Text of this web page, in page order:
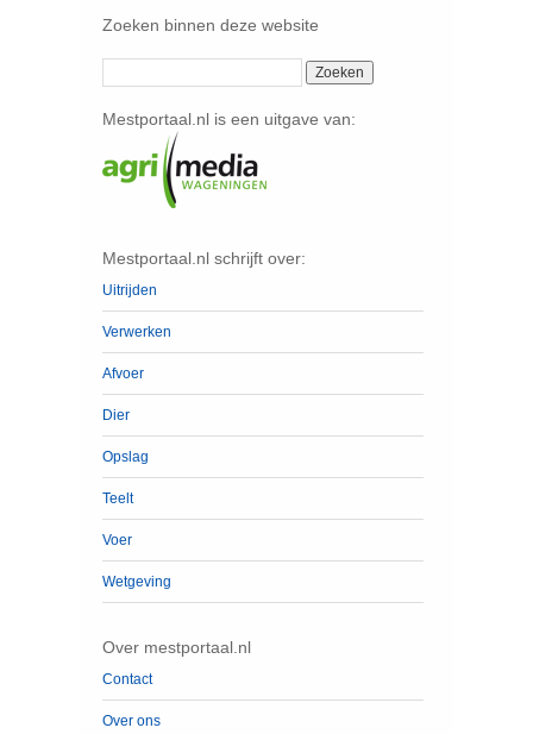
Zoeken binnen deze website
Mestportaal.nl is een uitgave van:
Mestportaal.nl schrijft over:
Uitrijden
Verwerken
Afvoer
Dier
Opslag
Teelt
Voer
Wetgeving
Over mestportaal.nl
Contact
Over ons